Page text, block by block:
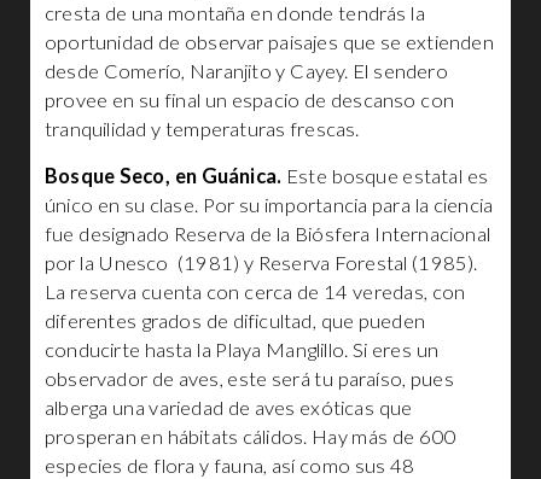
cresta de una montaña en donde tendrás la
oportunidad de observar paisajes que se extienden
desde Comerío, Naranjito y Cayey. El sendero
provee en su final un espacio de descanso con
tranquilidad y temperaturas frescas.
Bosque Seco, en Guánica. Este bosque estatal es
único en su clase. Por su importancia para la ciencia
fue designado Reserva de la Biósfera Internacional
por la Unesco (1981) y Reserva Forestal (1985).
La reserva cuenta con cerca de 14 veredas, con
diferentes grados de dificultad, que pueden
conducirte hasta la Playa Manglillo. Si eres un
observador de aves, este será tu paraíso, pues
alberga una variedad de aves exóticas que
prosperan en hábitats cálidos. Hay más de 600
especies de flora y fauna, así como sus 48